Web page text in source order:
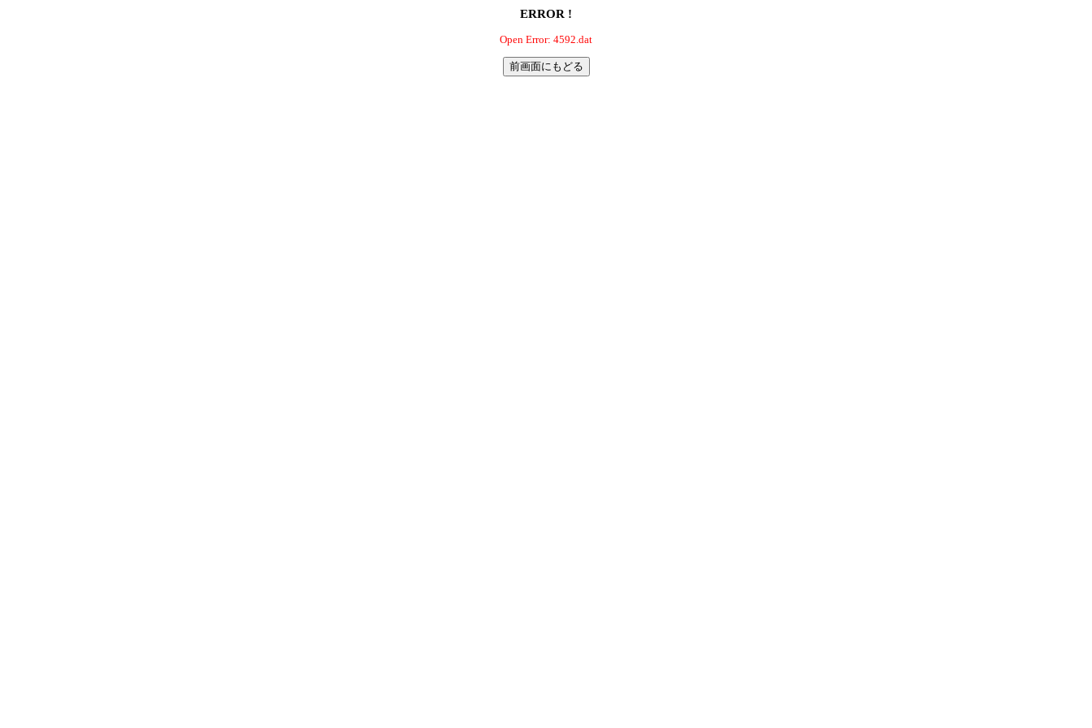
ERROR !
Open Error: 4592.dat